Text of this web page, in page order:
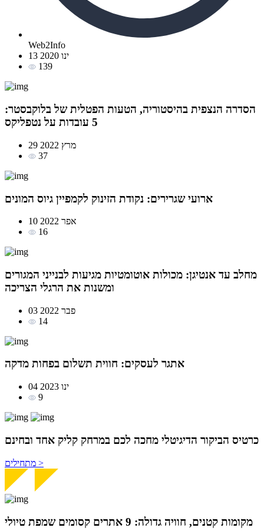
Web2Info
13 ינו 2020
139
הסדרה הנצפית בהיסטוריה, הטעות הפטלית של בלוקבסטר:
5 עובדות על נטפליקס
29 מרץ 2022
37
ארועי שגרירים: נקודת הזינוק לקמפיין גיוס המונים
10 אפר 2022
16
מחלב עד אנטיגן: מכולות אוטומטיות מגיעות לבנייני המגורים
ומשנות את הרגלי הצריכה
03 פבר 2022
14
אתגר לעסקים: חווית תשלום בפחות מדקה
04 ינו 2023
9
כרטיס הביקור הדיגיטלי מחכה לכם במרחק קליק אחד ובחינם
מתחילים >
מקומות קטנים, חוויה גדולה: 9 אתרים קסומים שמפת טיולי